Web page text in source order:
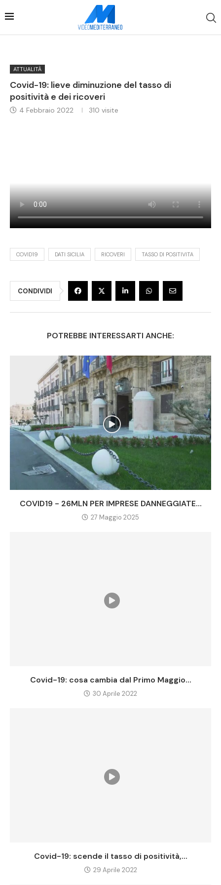
ATTUALITÀ
Covid-19: lieve diminuzione del tasso di
positività e dei ricoveri
4 Febbraio 2022 310 visite
COVID19 DATI SICILIA RICOVERI TASSO DI POSITIVITA
CONDIVIDI
POTREBBE INTERESSARTI ANCHE:
COVID19 - 26MLN PER IMPRESE DANNEGGIATE...
27 Maggio 2025
Covid-19: cosa cambia dal Primo Maggio...
30 Aprile 2022
Covid-19: scende il tasso di positività,...
29 Aprile 2022